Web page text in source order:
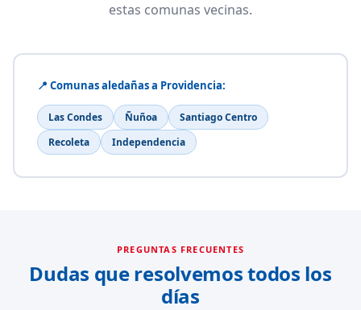
estas comunas vecinas.
📍 Comunas aledañas a Providencia:
Las Condes Ñuñoa
Santiago Centro
Recoleta
Independencia
PREGUNTAS FRECUENTES
Dudas que resolvemos todos los
días